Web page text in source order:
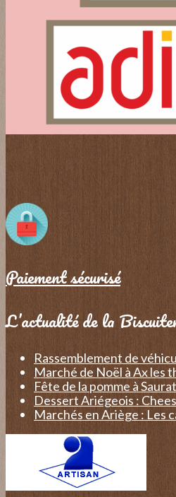
Paiement sécurisé
L’actualité de la
Rassemblement de
Marché de Noël à Ax les
Fête de la pomme à
Dessert Ariégeois :
Marchés en Ariège : Les